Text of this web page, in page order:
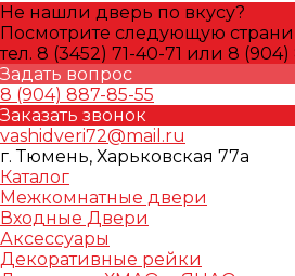
Не нашли дверь по вкусу?
Посмотрите следующую
тел. 8 (3452) 71-40-71 или 8
Задать вопрос
8 (904) 887-85-55
Заказать звонок
vashidveri72@mail.ru
г. Тюмень, Харьковская 77а
Каталог
Межкомнатные двери
Входные Двери
Аксессуары
Декоративные рейки